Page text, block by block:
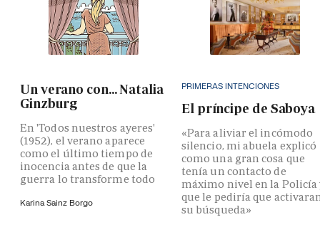
Un verano con... Natalia
Ginzburg
En 'Todos nuestros ayeres'
(1952), el verano aparece
como el último tiempo de
inocencia antes de que la
guerra lo transforme todo
Karina Sainz Borgo
PRIMERAS INTENCIONES
El príncipe de Saboya
«Para aliviar el incómodo
silencio, mi abuela explicó
como una gran cosa que
tenía un contacto de
máximo nivel en la Policía
que le pediría que
su búsqueda»